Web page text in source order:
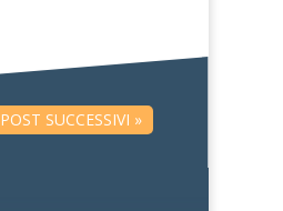
POST SUCCESSIVI »